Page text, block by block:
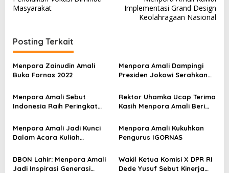
a
i
g
a
s
i
p
s
Masyarakat
Implementasi Grand Design
Keolahragaan Nasional
Posting Terkait
Menpora Zainudin Amali
Buka Fornas 2022
Menpora Amali Dampingi
Presiden Jokowi Serahkan
SEA Games 2021
Menpora Amali Sebut
Indonesia Raih Peringkat
Rektor Uhamka Ucap Terima
Kasih Menpora Amali Beri
Menpora Amali Jadi Kunci
Dalam Acara Kuliah
Menpora Amali Kukuhkan
Pengurus IGORNAS
DBON Lahir: Menpora Amali
Jadi Inspirasi Generasi
Wakil Ketua Komisi X DPR RI
Dede Yusuf Sebut Kinerja